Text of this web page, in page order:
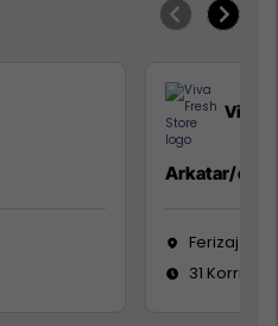
Viva
Arkatar/e
Ferizaj
31 Korrik